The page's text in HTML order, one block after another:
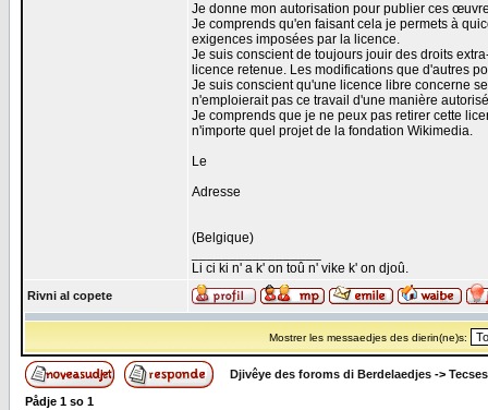
Je donne mon autorisation pour publier ces
Je comprends qu'en faisant cela je permets à
exigences imposées par la licence.
Je suis conscient de toujours jouir des droits
licence retenue. Les modifications que d'autres
Je suis conscient qu'une licence libre concerne
n'emploierait pas ce travail d'une manière
Je comprends que je ne peux pas retirer cette
n'importe quel projet de la fondation Wikimedia.
Le
Adresse
(Belgique)
Li ci ki n' a k' on toû n' vike k' on djoû.
Rivni al copete
Mostrer les messaedjes des dierin(ne)s:
Djivêye des foroms di Berdelaedjes ->
Pådje 1 so 1